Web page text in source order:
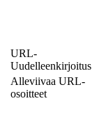
URL-
Uudelleenkirjoitus
Alleviivaa URL-
osoitteet